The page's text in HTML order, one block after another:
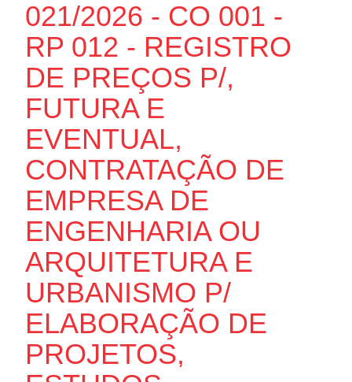
021/2026 - CO 001 -
RP 012 - REGISTRO
DE PREÇOS P/,
FUTURA E
EVENTUAL,
CONTRATAÇÃO DE
EMPRESA DE
ENGENHARIA OU
ARQUITETURA E
URBANISMO P/
ELABORAÇÃO DE
PROJETOS,